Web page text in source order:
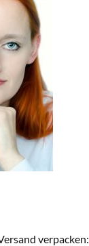
verpacken: